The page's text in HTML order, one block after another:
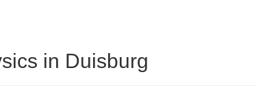
in Duisburg